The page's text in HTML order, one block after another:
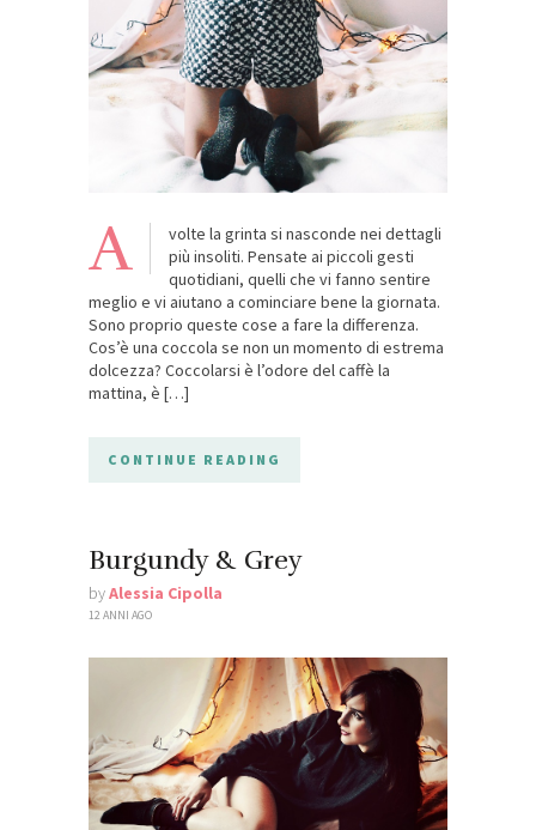
A
volte la grinta si nasconde nei dettagli
più insoliti. Pensate ai piccoli gesti
quotidiani, quelli che vi fanno sentire
meglio e vi aiutano a cominciare bene la giornata.
Sono proprio queste cose a fare la differenza.
Cos’è una coccola se non un momento di estrema
dolcezza? Coccolarsi è l’odore del caffè la
mattina, è […]
CONTINUE READING
Burgundy & Grey
byAlessia Cipolla
12 ANNI AGO